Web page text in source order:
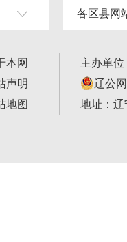
各区县网
本网
声明
地图
主办单
辽公
地址：辽